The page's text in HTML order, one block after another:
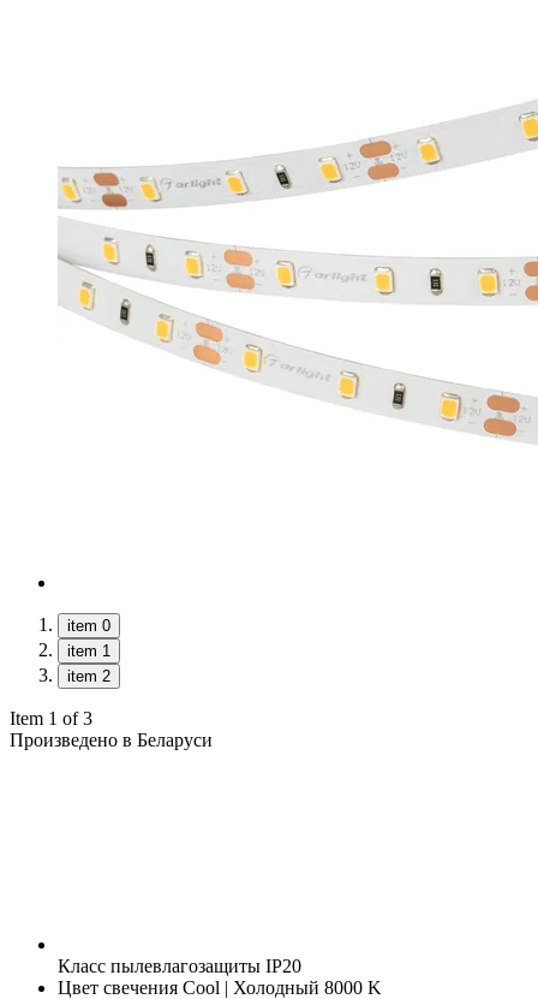
item 0
item 1
item 2
Item 1 of 3
Произведено в Беларуси
Класс пылевлагозащиты IP20
Цвет свечения Cool | Холодный 8000 K